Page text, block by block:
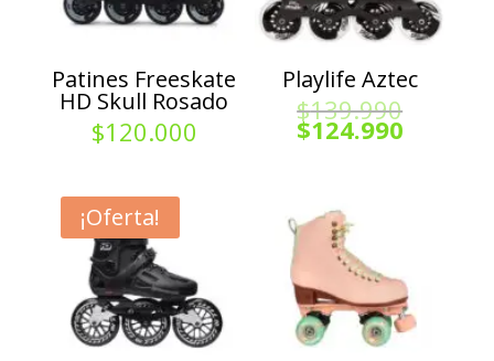
Patines Freeskate
HD Skull Rosado
$120.000
Playlife Aztec
$139.990Elprecio
original
$124.990Elprecio
¡Oferta!